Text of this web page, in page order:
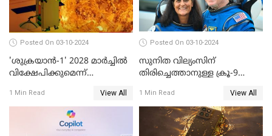
Posted On 03-10-2024
'ശുക്രയാന്‍-1' 2028 മാര്‍ച്ചില്‍
വിക്ഷേപിക്കുമെന്ന്
1 Min Read View All
Posted On 03-10-2024
സുനിത വില്യംസിന്
തിരിച്ചെത്താനുള്ള ക്രൂ-9
ഐഎസ്എസിലെത്തി
1 Min Read View All